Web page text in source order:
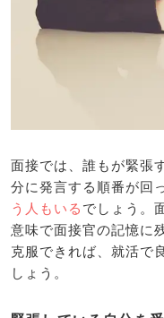
面接では、誰もが緊張
分に発言する順番が回
う人もいる でしょう。
意味で面接官の記憶に
克服できれば、就活で
しょう。